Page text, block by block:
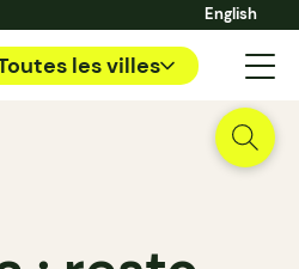
English
les villes